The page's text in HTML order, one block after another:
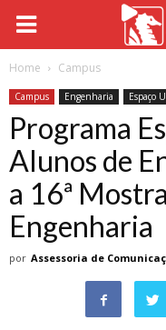
Home Campus
Campus Engenharia Espaço
Programa
Alunos de
a 16ª
Engenharia
por Assessoria de